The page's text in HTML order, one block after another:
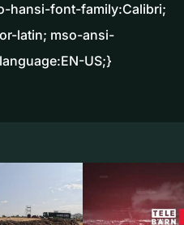
hansi-font-family:Calibri;
latin; mso-ansi-
US;}